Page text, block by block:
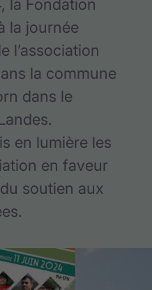
la Fondation
la journée
l’association
la commune
dans le
en lumière les
en faveur
soutien aux